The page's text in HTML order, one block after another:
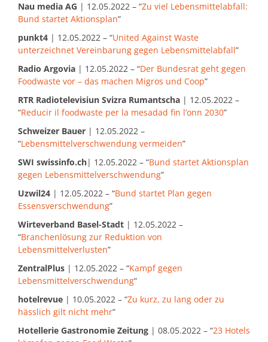
Nau media AG | 12.05.2022 – “Zu viel Lebensmittelabfall:
Bund startet Aktionsplan”
punkt4 | 12.05.2022 – “United Against Waste
unterzeichnet Vereinbarung gegen Lebensmittelabfall”
Radio Argovia | 12.05.2022 – “Der Bundesrat geht gegen
Foodwaste vor – das machen Migros und Coop”
RTR Radiotelevisiun Svizra Rumantscha | 12.05.2022 –
“Reducir il foodwaste per la mesadad fin l’onn 2030”
Schweizer Bauer | 12.05.2022 –
“Lebensmittelverschwendung vermeiden”
SWI swissinfo.ch| 12.05.2022 – “Bund startet Aktionsplan
gegen Lebensmittelverschwendung”
Uzwil24 | 12.05.2022 – “Bund startet Plan gegen
Essensverschwendung”
Wirteverband Basel-Stadt | 12.05.2022 –
“Branchenlösung zur Reduktion von
Lebensmittelverlusten”
ZentralPlus | 12.05.2022 – “Kampf gegen
Lebensmittelverschwendung“
hotelrevue | 10.05.2022 – “Zu kurz, zu lang oder zu
hässlich gilt nicht mehr”
Hotellerie Gastronomie Zeitung | 08.05.2022 – “23 Hotels